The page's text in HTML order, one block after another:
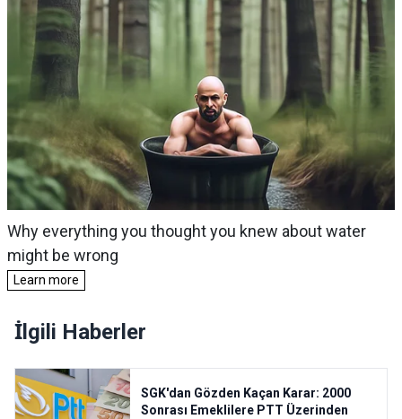
İlgili Haberler
SGK'dan Gözden Kaçan Karar: 2000
Sonrası Emeklilere PTT Üzerinden